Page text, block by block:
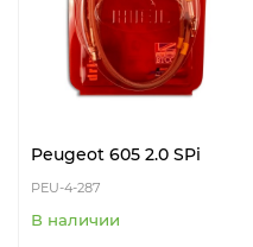
Peugeot 605 2.0 SPi
PEU-4-287
В наличии